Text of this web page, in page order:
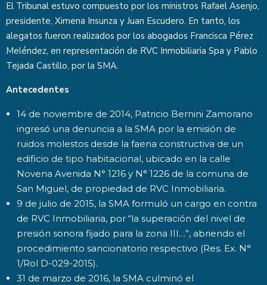
El Tribunal estuvo compuesto por los ministros Rafael Asenjo,
presidente, Ximena Insunza y Juan Escudero. En tanto, los
alegatos fueron realizados por los abogados Francisca Pérez
Meléndez, en representación de RVC Inmobiliaria Spa y Pablo
Tejada Castillo, por la SMA.
Antecedentes
14 de noviembre de 2014, Patricio Bernini Zamorano
ingresó una denuncia a la SMA por la emisión de
ruidos molestos desde la faena constructiva de un
edificio de tipo habitacional, ubicado en la calle
Novena Avenida N° 1216 y N° 1226 de la comuna de
San Miguel, de propiedad de RVC Inmobiliaria.
9 de julio de 2015, la SMA formuló un cargo en contra
de RVC Inmobiliaria, por “la superación del nivel de
presión sonora fijado para la zona III…”, abriendo el
procedimiento sancionatorio respectivo (Res. Ex. N°
1/Rol D-029-2015).
31 de marzo de 2016, la SMA culminó el